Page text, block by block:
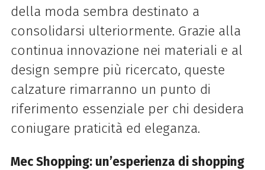
della moda sembra destinato a
consolidarsi ulteriormente. Grazie alla
continua innovazione nei materiali e al
design sempre più ricercato, queste
calzature rimarranno un punto di
riferimento essenziale per chi desidera
coniugare praticità ed eleganza.
Mec Shopping: un’esperienza di shopping